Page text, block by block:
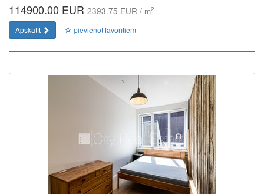
114900.00 EUR 2393.75 EUR / m2
Apskatīt pievienot favorītiem